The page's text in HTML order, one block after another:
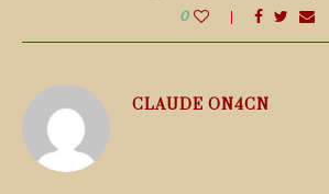
0
CLAUDE ON4CN